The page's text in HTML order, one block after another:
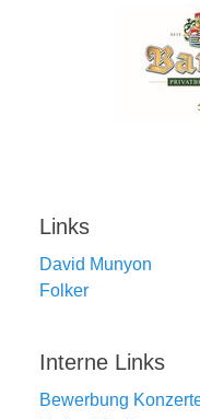
Links
David Munyon
Folker
Interne Links
Bewerbung